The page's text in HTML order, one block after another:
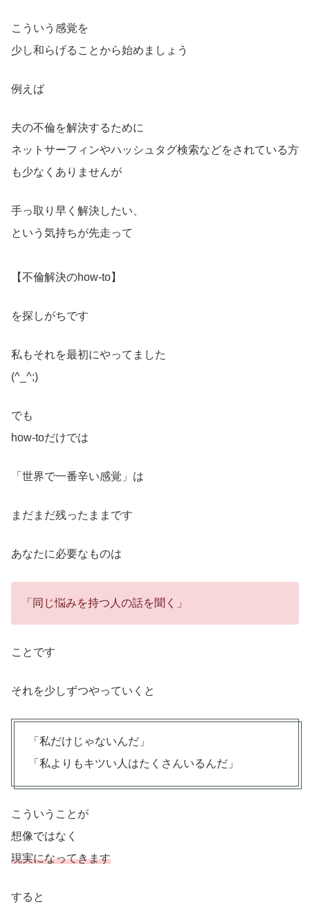
こういう感覚を
少し和らげることから始めましょう
例えば
夫の不倫を解決するために
ネットサーフィンやハッシュタグ検索などをされている方
も少なくありませんが
手っ取り早く解決したい、
という気持ちが先走って
【不倫解決のhow-to】
を探しがちです
私もそれを最初にやってました
(^_^;)
でも
how-toだけでは
「世界で一番辛い感覚」は
まだまだ残ったままです
あなたに必要なものは
「同じ悩みを持つ人の話を聞く」
ことです
それを少しずつやっていくと
「私だけじゃないんだ」
「私よりもキツい人はたくさんいるんだ」
こういうことが
想像ではなく
現実になってきます
すると